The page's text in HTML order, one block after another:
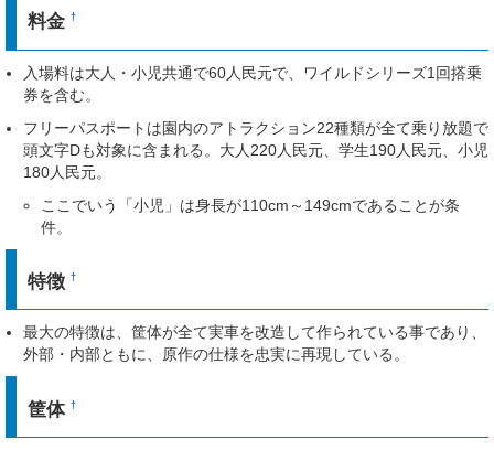
料金†
入場料は大人・小児共通で60人民元で、ワイルドシリーズ1回搭乗
券を含む。
フリーパスポートは園内のアトラクション22種類が全て乗り放題で
頭文字Dも対象に含まれる。大人220人民元、学生190人民元、小児
180人民元。
ここでいう「小児」は身長が110cm～149cmであることが条
件。
特徴†
最大の特徴は、筐体が全て実車を改造して作られている事であり、
外部・内部ともに、原作の仕様を忠実に再現している。
筐体†